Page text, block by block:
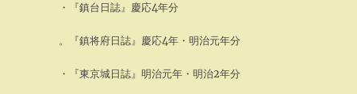
・『鎮台日誌』慶応4年分
。『鎮将府日誌』慶応4年・明治元年分
・『東京城日誌』明治元年・明治2年分